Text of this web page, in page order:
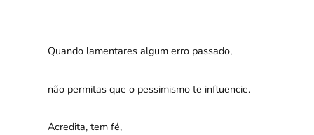
Quando lamentares algum erro passado,
não permitas que o pessimismo te influencie.
Acredita, tem fé,